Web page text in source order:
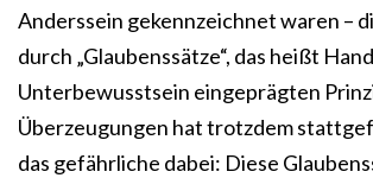
Anderssein gekennzeichnet waren –
durch „Glaubenssätze“, das heißt
Unterbewusstsein eingeprägten
Überzeugungen hat trotzdem
das gefährliche dabei: Diese